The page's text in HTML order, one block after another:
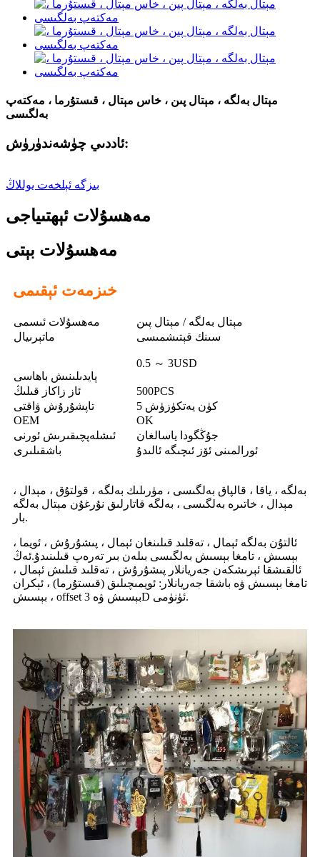
مېتال بەلگە ، مېتال پىن ، خاس مېتال ، قىستۇرما ، مەكتەپ
بەلگىسى
ئاددىي چۈشەندۈرۈش:
بىزگە ئېلخەت يوللاڭ
مەھسۇلات ئېھتىياجى
مەھسۇلات بېتى
خىزمەت ئېقىمى
مەھسۇلات ئىسمى
مېتال بەلگە / مېتال پىن
ماتېرىيال
سىنك قېتىشمىسى
پايدىلىنىش باھاسى
0.5 ～ 3USD
ئاز زاكاز قىلىڭ
500PCS
تاپشۇرۇش ۋاقتى
5 كۈن يەتكۈزۈش
OEM
OK
ئىشلەپچىقىرىش ئورنى
جۇڭگودا ياسالغان
باشقىلىرى
ئورالمىنى ئۆز ئىچىگە ئالىدۇ
بەلگە ، ياقا ، قالپاق بەلگىسى ، مۈرىلىك بەلگە ، قولتۇق ، مېدال ،
مېدال ، خاتىرە بەلگىسى ، بەلگە قاتارلىق نۇرغۇن مېتال بەلگە
بار.
ئالتۇن بەلگە ئېمال ، تەقلىد قىلىنغان ئېمال ، پىشۇرۇش ، ئويما ،
بېسىش ، تامغا بېسىش بەلگىسى بىلەن بىر تەرەپ قىلىنىدۇ.ئەڭ
ئالقىشقا ئېرىشكەن جەريانلار پىشۇرۇش ، تەقلىد قىلىش ئېمال ،
تامغا بېسىش ۋە باشقا جەريانلار: ئويمىچىلىق (قىستۇرما) ، ئېكران
بېسىش ، offset بېسىش ۋە 3D ئۈنۈمى.